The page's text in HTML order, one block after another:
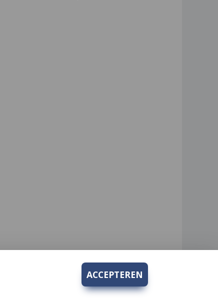
ACCEPTEREN